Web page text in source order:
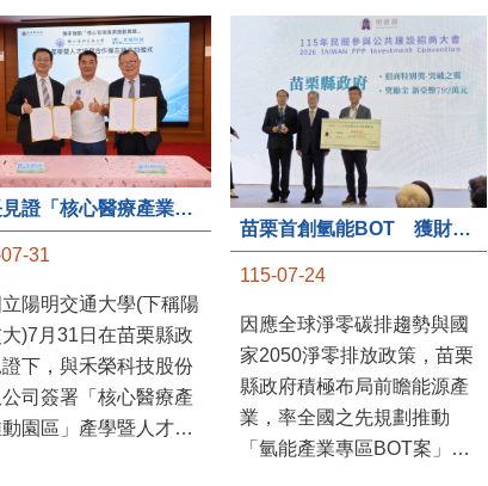
縣長見證「核心醫療產業推動園區」產學合作簽約儀式
31
陽明交通大學(下稱陽
)7月31日在苗栗縣政
證下，與禾榮科技股份
司簽署「核心醫療產
園區」產學暨人才培
苗栗首創氫能BOT 獲財政部「突破之翼」肯定
115-07-24
因應全球淨零碳排趨勢與國
家2050淨零排放政策，苗栗
縣政府積極布局前瞻能源產
業，率全國之先規劃推動
「氫能產業專區BOT案」，